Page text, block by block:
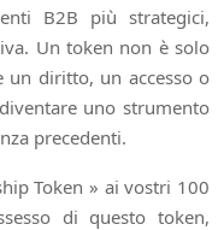
B2B più strategici,
Un token non è solo
un diritto, un accesso o
uno strumento
precedenti.
Token » ai vostri 100
di questo token,